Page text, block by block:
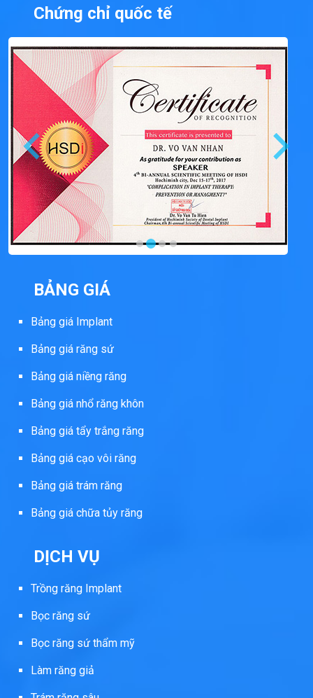
Chứng chỉ quốc tế
BẢNG GIÁ
Bảng giá Implant
Bảng giá răng sứ
Bảng giá niềng răng
Bảng giá nhổ răng khôn
Bảng giá tẩy trắng răng
Bảng giá cạo vôi răng
Bảng giá trám răng
Bảng giá chữa tủy răng
DỊCH VỤ
Trồng răng Implant
Bọc răng sứ
Bọc răng sứ thẩm mỹ
Làm răng giả